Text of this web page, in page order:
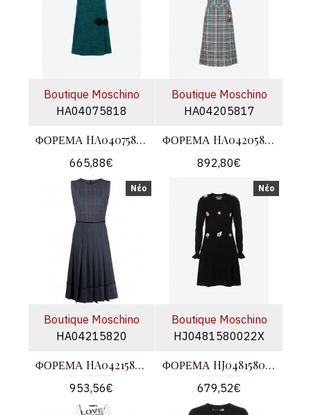
Boutique Moschino
HA04075818
ΦΟΡΕΜΑ HA04075818 33%ΑΚΡΥΛΙΚΟ31%ΜΑΛΛΙ16%ΝΑΥΛΟΝ11%ΒΑΜΒΑΚΙ9%ΠΟΛΥΕΣΤΕΡΑΣ
665,88€
Boutique Moschino
HA04205817
ΦΟΡΕΜΑ HA04205817 51%ΜΑΛΛΙ49%ΑΚΡΥΛΙΚΟ
892,80€
Νέο
Boutique Moschino
HA04215820
ΦΟΡΕΜΑ HA04215820 53% ΠΟΛΥΕΣΤΕΡΑΣ 44% ΜΑΛΛΙ 3% ΕΛΑΣΤΙΚΟ
953,56€
Νέο
Boutique Moschino
HJ0481580022X
ΦΟΡΕΜΑ HJ0481580022X 100%ΜΑΛΛΙ
679,52€